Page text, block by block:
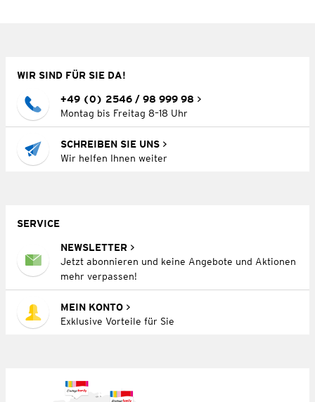
WIR SIND FÜR SIE DA!
+49 (0) 2546 / 98 999 98
Montag bis Freitag 8–18 Uhr
SCHREIBEN SIE UNS
Wir helfen Ihnen weiter
SERVICE
NEWSLETTER
Jetzt abonnieren und keine Angebote und Aktionen
mehr verpassen!
MEIN KONTO
Exklusive Vorteile für Sie